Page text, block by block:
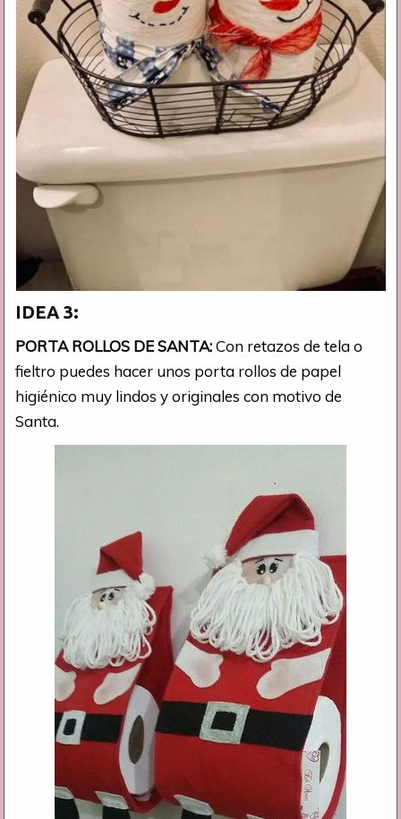
IDEA 3:
PORTA ROLLOS DE SANTA:Con retazos de tela o
fieltro puedes hacer unos porta rollos de papel
higiénico muy lindos y originales con motivo de
Santa.